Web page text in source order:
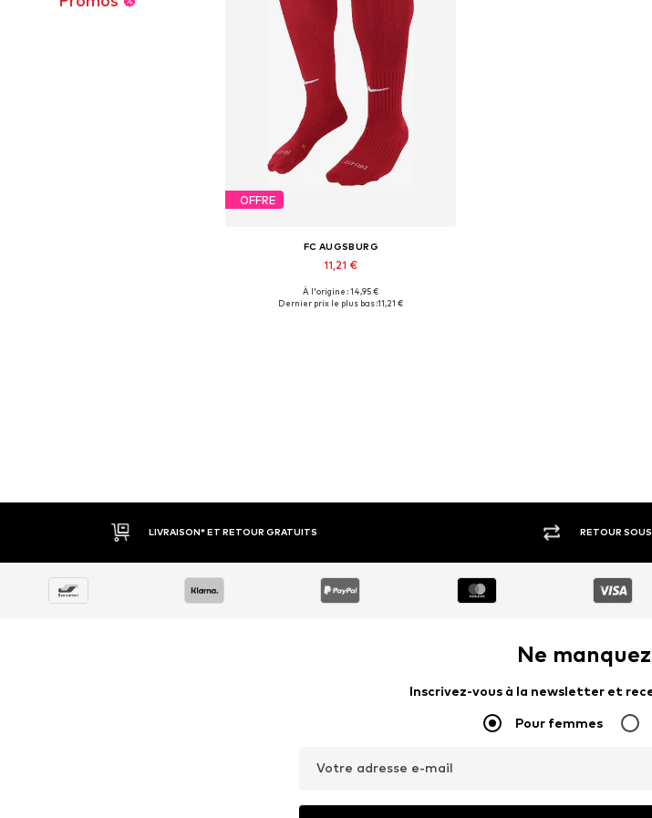
OFFRE
FC AUGSBURG
11,21 €
Tailles disponibles: 46-48
À l'origine : 14,95 €
Dernier prix le plus bas :11,21 €
LIVRAISON* ET RETOUR GRATUITS RETOUR
Ne
Inscrivez-vous à la newsletter et
Pour femmes
Votre adresse e-mail